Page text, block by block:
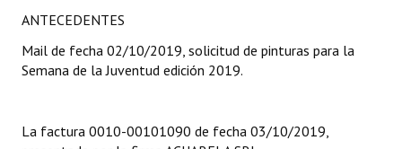
Reglamento Interno
Organigrama
ANTECEDENTES
Mail de fecha 02/10/2019, solicitud de pinturas para la
Semana de la Juventud edición 2019.
La factura 0010-00101090 de fecha 03/10/2019,